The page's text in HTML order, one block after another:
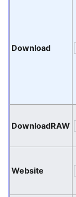
Download
DownloadRAW
Website